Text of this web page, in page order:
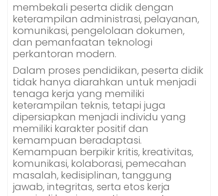
membekali peserta didik dengan
keterampilan administrasi, pelayanan,
komunikasi, pengelolaan dokumen,
dan pemanfaatan teknologi
perkantoran modern.
Dalam proses pendidikan, peserta didik
tidak hanya diarahkan untuk menjadi
tenaga kerja yang memiliki
keterampilan teknis, tetapi juga
dipersiapkan menjadi individu yang
memiliki karakter positif dan
kemampuan beradaptasi.
Kemampuan berpikir kritis, kreativitas,
komunikasi, kolaborasi, pemecahan
masalah, kedisiplinan, tanggung
jawab, integritas, serta etos kerja